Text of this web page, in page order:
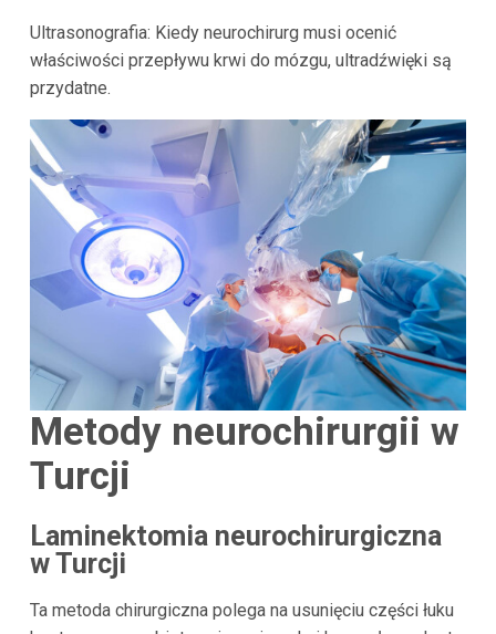
Ultrasonografia: Kiedy neurochirurg musi ocenić
właściwości przepływu krwi do mózgu, ultradźwięki są
przydatne.
Metody neurochirurgii w
Turcji
Laminektomia neurochirurgiczna
w Turcji
Ta metoda chirurgiczna polega na usunięciu części łuku